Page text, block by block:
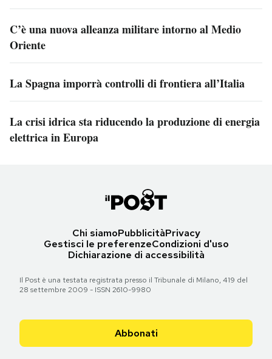
C’è una nuova alleanza militare intorno al Medio
Oriente
La Spagna imporrà controlli di frontiera all’Italia
La crisi idrica sta riducendo la produzione di energia
elettrica in Europa
Chi siamoPubblicitàPrivacy
Gestisci le preferenzeCondizioni d'uso
Dichiarazione di accessibilità
Il Post è una testata registrata presso il Tribunale di Milano, 419 del
28 settembre 2009 - ISSN 2610-9980
Abbonati